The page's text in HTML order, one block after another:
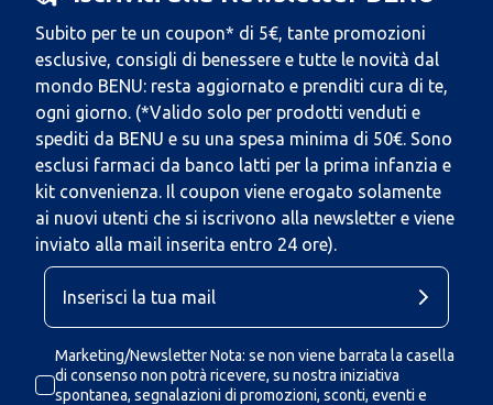
Subito per te un coupon* di 5€, tante promozioni
esclusive, consigli di benessere e tutte le novità dal
mondo BENU: resta aggiornato e prenditi cura di te,
ogni giorno. (*Valido solo per prodotti venduti e
spediti da BENU e su una spesa minima di 50€. Sono
esclusi farmaci da banco latti per la prima infanzia e
kit convenienza. Il coupon viene erogato solamente
ai nuovi utenti che si iscrivono alla newsletter e viene
inviato alla mail inserita entro 24 ore).
Marketing/Newsletter Nota: se non viene barrata la casella
di consenso non potrà ricevere, su nostra iniziativa
spontanea, segnalazioni di promozioni, sconti, eventi e